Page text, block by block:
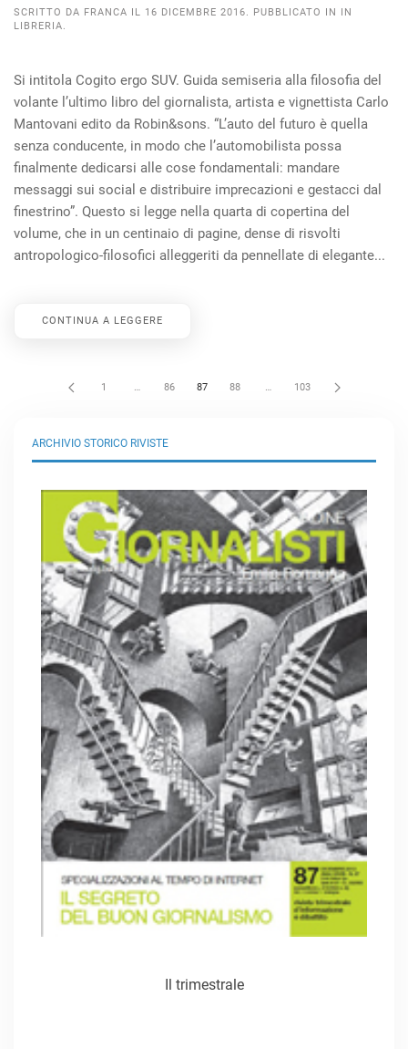
SCRITTO DA FRANCA IL 16 DICEMBRE 2016 . PUBBLICATO IN IN
LIBRERIA
Si intitola Cogito ergo SUV. Guida semiseria alla filosofia del
volante l’ultimo libro del giornalista, artista e vignettista Carlo
Mantovani edito da Robin&sons. “L’auto del futuro è quella
senza conducente, in modo che l’automobilista possa
finalmente dedicarsi alle cose fondamentali: mandare
messaggi sui social e distribuire imprecazioni e gestacci dal
finestrino”. Questo si legge nella quarta di copertina del
volume, che in un centinaio di pagine, dense di risvolti
antropologico-filosofici alleggeriti da pennellate di elegante...
CONTINUA A LEGGERE
1 86 87 88 103
ARCHIVIO STORICO RIVISTE
Il trimestrale